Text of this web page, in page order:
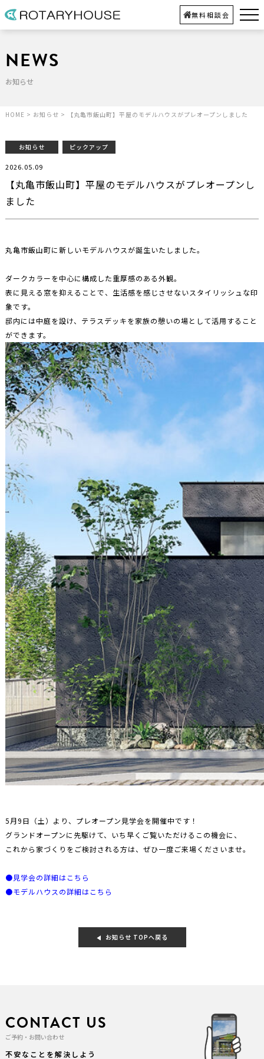
無料相談会
NEWS
お知らせ
HOME > お知らせ > 【丸亀市飯山町】平屋のモデルハウスがプレオープンしました
お知らせ ピックアップ
【丸亀市飯山町】平屋のモデルハウスがプレオープンし
ました
2026.05.09
丸亀市飯山町に新しいモデルハウスが誕生いたしました。
ダークカラーを中心に構成した重厚感のある外観。
表に見える窓を抑えることで、生活感を感じさせないスタイリッシュな印
象です。
邸内には中庭を設け、テラスデッキを家族の憩いの場として活用すること
ができます。
5月9日（土）より、プレオープン見学会を開催中です！
グランドオープンに先駆けて、いち早くご覧いただけるこの機会に、
これから家づくりをご検討される方は、ぜひ一度ご来場くださいませ。
●見学会の詳細はこちら
●モデルハウスの詳細はこちら
お知らせ TOPへ戻る
CONTACT US
ご予約・お問い合わせ
不安なことを解決しよう